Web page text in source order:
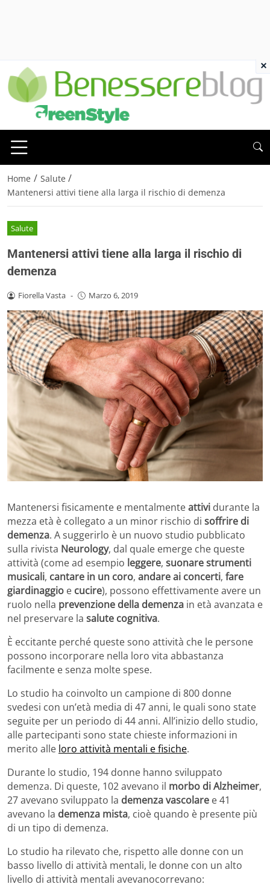
Home / Salute /
Mantenersi attivi tiene alla larga il rischio di demenza
Salute
Mantenersi attivi tiene alla larga il rischio di
demenza
Fiorella Vasta - Marzo 6, 2019
Mantenersi fisicamente e mentalmenteattivi durante la
mezza età è collegato a un minor rischio di soffrire di
demenza. A suggerirlo è un nuovo studio pubblicato
sulla rivista Neurology, dal quale emerge che queste
attività (come ad esempio leggere, suonare strumenti
musicali, cantare in un coro, andare ai concerti, fare
giardinaggio e cucire), possono effettivamente avere un
ruolo nella prevenzione della demenza in età avanzata e
nel preservare la salute cognitiva.
È eccitante perché queste sono attività che le persone
possono incorporare nella loro vita abbastanza
facilmente e senza molte spese.
Lo studio ha coinvolto un campione di 800 donne
svedesi con un’età media di 47 anni, le quali sono state
seguite per un periodo di 44 anni. All’inizio dello studio,
alle partecipanti sono state chieste informazioni in
merito alle loro attività mentali e fisiche.
Durante lo studio, 194 donne hanno sviluppato
demenza. Di queste, 102 avevano il morbo di Alzheimer,
27 avevano sviluppato la demenza vascolare e 41
avevano la demenza mista, cioè quando è presente più
di un tipo di demenza.
Lo studio ha rilevato che, rispetto alle donne con un
basso livello di attività mentali, le donne con un alto
livello di attività mentali avevanocorrevano:
×